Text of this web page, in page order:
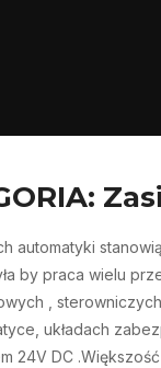
automatyki
by praca wielu
,
układach
24V DC